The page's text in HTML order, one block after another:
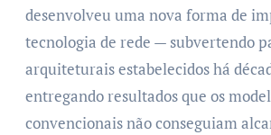
desenvolveu uma nova forma de
tecnologia de rede — subvertendo
arquiteturais estabelecidos há
entregando resultados que os
convencionais não conseguiam